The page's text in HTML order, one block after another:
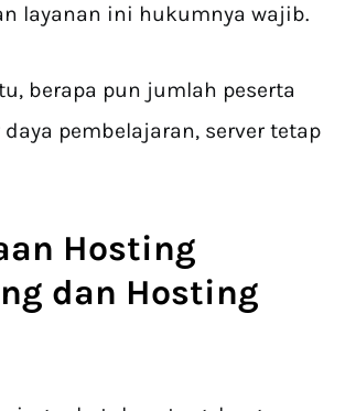
layanan ini hukumnya wajib.
berapa pun jumlah peserta
pembelajaran, server tetap
Hosting
dan Hosting